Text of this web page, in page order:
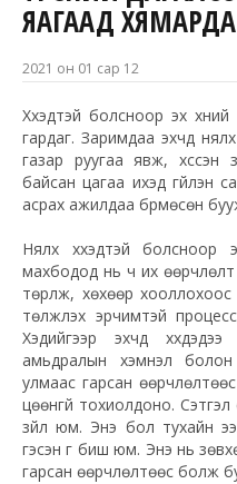
ЯАГААД
2021 он 01 сар 12
Хүүхэдтэй болсноор эх
гардаг. Заримдаа эхчүүд
газар руугаа явж, хүссэн
байсан цагаа ихэд үгүйлэн
асрах ажилдаа бүрмөсөн
Нялх хүүхэдтэй
махбодод нь ч их өөрчлөлт
төрүүлж, хөхөөр
төлжүүлэх эрчимтэй
Хэдийгээр эхчүүд
амьдралын хэмнэл
улмаас гарсан
цөөнгүй тохиолдоно.
зүйл юм. Энэ бол тухайн
гэсэн үг биш юм. Энэ нь
гарсан өөрчлөлтөөс болж